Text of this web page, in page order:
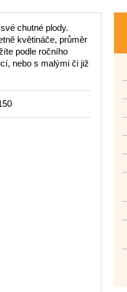
chutné plody.
květináče, průměr
podle ročního
nebo s malými či již